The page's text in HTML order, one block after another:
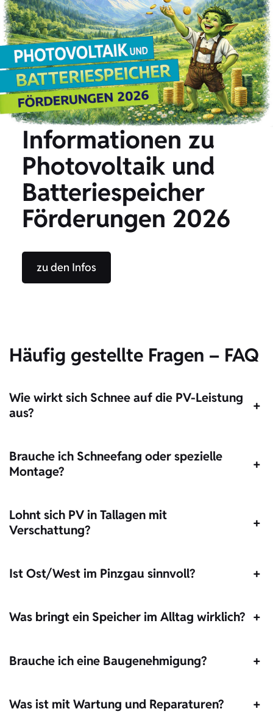
Informationen zu
Photovoltaik und
Batteriespeicher
Förderungen 2026
zu den Infos
Häufig gestellte Fragen – FAQ
Wie wirkt sich Schnee auf die PV-Leistung
aus?
+
Brauche ich Schneefang oder spezielle
Montage?
+
Lohnt sich PV in Tallagen mit
Verschattung?
+
Ist Ost/West im Pinzgau sinnvoll? +
Was bringt ein Speicher im Alltag wirklich? +
Brauche ich eine Baugenehmigung? +
Was ist mit Wartung und Reparaturen? +